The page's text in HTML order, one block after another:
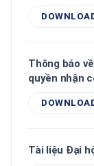
Thông báo
quyền nhận
Tài liệu Đại